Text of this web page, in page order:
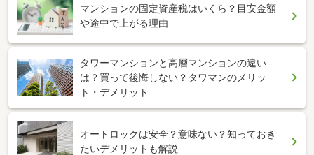
マンションの固定資産税はいくら？目安金額
や途中で上がる理由
タワーマンションと高層マンションの違い
は？買って後悔しない？タワマンのメリッ
ト・デメリット
オートロックは安全？意味ない？知っておき
たいデメリットも解説